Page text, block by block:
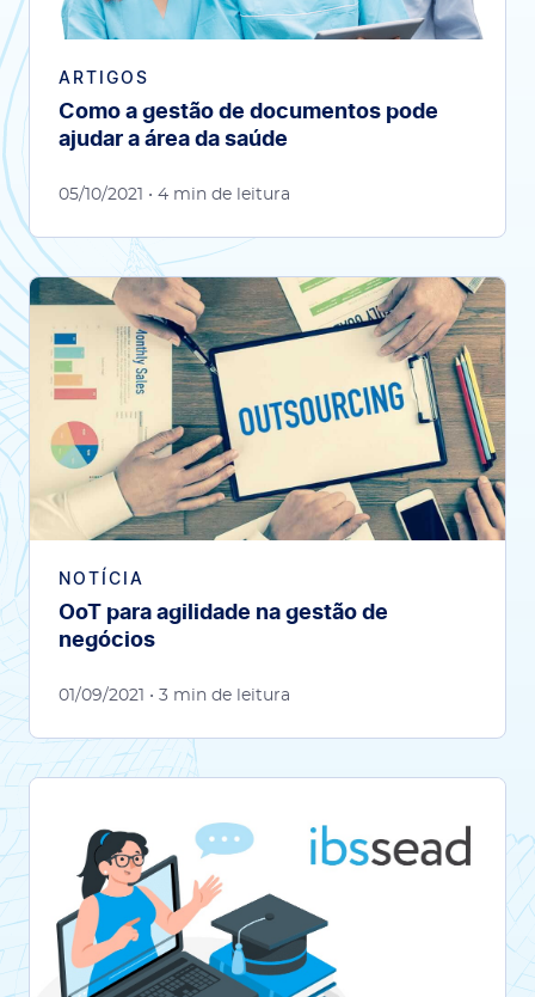
ARTIGOS
Como a gestão de documentos pode
ajudar a área da saúde
05/10/2021 • 4 min de leitura
NOTÍCIA
OoT para agilidade na gestão de
negócios
01/09/2021 • 3 min de leitura